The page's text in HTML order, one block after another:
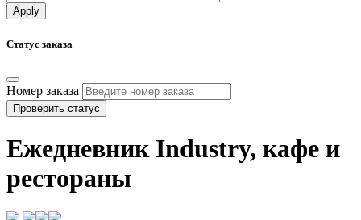
Статус заказа
Номер заказа
Проверить статус
Ежедневник Industry, кафе и
рестораны